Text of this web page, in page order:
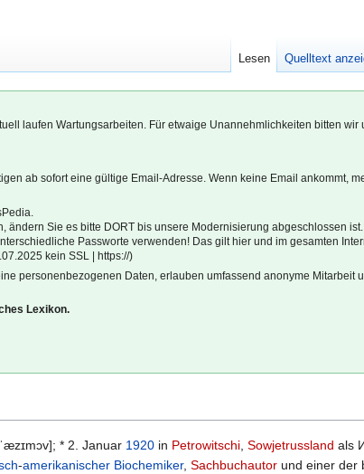
laufen Wartungsarbeiten. Für etwaige Unannehmlichkeiten bitten
ab sofort eine gültige Email-Adresse. Wenn keine Email ankommt,
ändern Sie es bitte DORT bis unsere Modernisierung abgeschlossen ist.
Passworte verwenden! Das gilt hier und im gesamten
kein SSL | https://)
personenbezogenen Daten, erlauben umfassend anonyme
Lexikon.
* 2. Januar 1920 in Petrowitschi Sowjetrussland als
-amerikanischer Biochemiker, Sachbuchautor und einer der
Lesen Quelltext